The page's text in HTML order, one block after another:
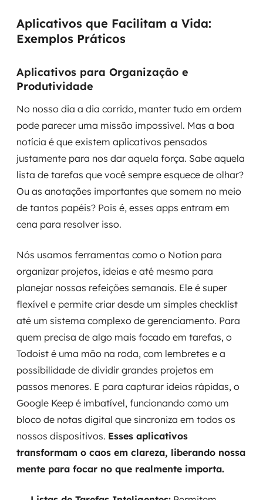
Aplicativos que Facilitam a Vida:
Exemplos Práticos
Aplicativos para Organização e
Produtividade
No nosso dia a dia corrido, manter tudo em ordem
pode parecer uma missão impossível. Mas a boa
notícia é que existem aplicativos pensados
justamente para nos dar aquela força. Sabe aquela
lista de tarefas que você sempre esquece de olhar?
Ou as anotações importantes que somem no meio
de tantos papéis? Pois é, esses apps entram em
cena para resolver isso.
Nós usamos ferramentas como o Notion para
organizar projetos, ideias e até mesmo para
planejar nossas refeições semanais. Ele é super
flexível e permite criar desde um simples checklist
até um sistema complexo de gerenciamento. Para
quem precisa de algo mais focado em tarefas, o
Todoist é uma mão na roda, com lembretes e a
possibilidade de dividir grandes projetos em
passos menores. E para capturar ideias rápidas, o
Google Keep é imbatível, funcionando como um
bloco de notas digital que sincroniza em todos os
nossos dispositivos. Esses aplicativos
transformam o caos em clareza, liberando nossa
mente para focar no que realmente importa.